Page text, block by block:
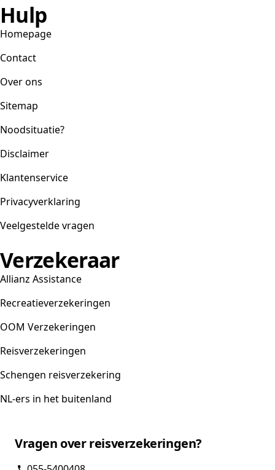
Hulp
Homepage
Contact
Over ons
Sitemap
Noodsituatie?
Disclaimer
Klantenservice
Privacyverklaring
Veelgestelde vragen
Verzekeraar
Allianz Assistance
Recreatieverzekeringen
OOM Verzekeringen
Reisverzekeringen
Schengen reisverzekering
NL-ers in het buitenland
Vragen over reisverzekeringen?